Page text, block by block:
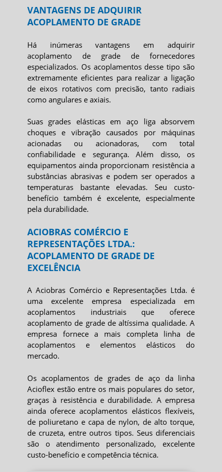
VANTAGENS DE ADQUIRIR
ACOPLAMENTO DE GRADE
Há inúmeras vantagens em adquirir
acoplamento de grade de fornecedores
especializados. Os acoplamentos desse tipo são
extremamente eficientes para realizar a ligação
de eixos rotativos com precisão, tanto radiais
como angulares e axiais.
Suas grades elásticas em aço liga absorvem
choques e vibração causados por máquinas
acionadas ou acionadoras, com total
confiabilidade e segurança. Além disso, os
equipamentos ainda proporcionam resistência a
substâncias abrasivas e podem ser operados a
temperaturas bastante elevadas. Seu custo-
benefício também é excelente, especialmente
pela durabilidade.
ACIOBRAS COMÉRCIO E
REPRESENTAÇÕES LTDA.:
ACOPLAMENTO DE GRADE DE
EXCELÊNCIA
A Aciobras Comércio e Representações Ltda. é
uma excelente empresa especializada em
acoplamentos industriais que oferece
acoplamento de gradede altíssima qualidade. A
empresa fornece a mais completa linha de
acoplamentos e elementos elásticos do
mercado.
Os acoplamentos de grades de aço da linha
Acioflex estão entre os mais populares do setor,
graças à resistência e durabilidade. A empresa
ainda oferece acoplamentos elásticos flexíveis,
de poliuretano e capa de nylon, de alto torque,
de cruzeta, entre outros tipos. Seus diferenciais
são o atendimento personalizado, excelente
custo-benefício e competência técnica.